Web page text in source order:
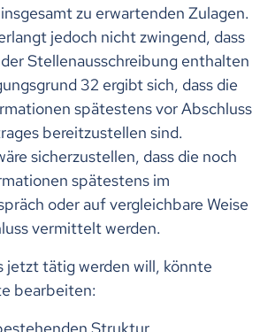
zu erwartenden Zulagen.
jedoch nicht zwingend, dass
Stellenausschreibung enthalten
32 ergibt sich, dass die
spätestens vor Abschluss
bereitzustellen sind.
sicherzustellen, dass die noch
spätestens im
oder auf vergleichbare Weise
vermittelt werden.
jetzt tätig werden will, könnte
bearbeiten: